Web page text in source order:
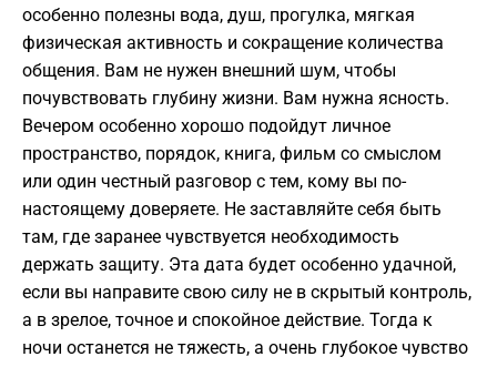
особенно полезны вода, душ, прогулка, мягкая
физическая активность и сокращение количества
общения. Вам не нужен внешний шум, чтобы
почувствовать глубину жизни. Вам нужна ясность.
Вечером особенно хорошо подойдут личное
пространство, порядок, книга, фильм со смыслом
или один честный разговор с тем, кому вы по-
настоящему доверяете. Не заставляйте себя быть
там, где заранее чувствуется необходимость
держать защиту. Эта дата будет особенно удачной,
если вы направите свою силу не в скрытый контроль,
а в зрелое, точное и спокойное действие. Тогда к
ночи останется не тяжесть, а очень глубокое чувство